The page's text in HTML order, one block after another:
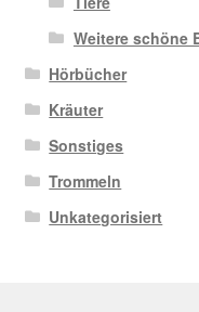
Weitere schöne
Hörbücher
Kräuter
Sonstiges
Trommeln
Unkategorisiert